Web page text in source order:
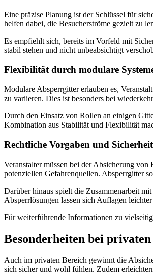
Eine präzise Planung ist der Schlüssel für
helfen dabei, die Besucherströme gezielt zu
Es empfiehlt sich, bereits im Vorfeld mit
stabil stehen und nicht unbeabsichtigt
Flexibilität durch modulare
Modulare Absperrgitter erlauben es,
zu variieren. Dies ist besonders bei
Durch den Einsatz von Rollen an einigen
Kombination aus Stabilität und Flexibilität
Rechtliche Vorgaben und
Veranstalter müssen bei der Absicherung
potenziellen Gefahrenquellen. Absperrgitter
Darüber hinaus spielt die Zusammenarbeit
Absperrlösungen lassen sich Auflagen
Für weiterführende Informationen zu
Besonderheiten bei
Auch im privaten Bereich gewinnt die
sich sicher und wohl fühlen. Zudem